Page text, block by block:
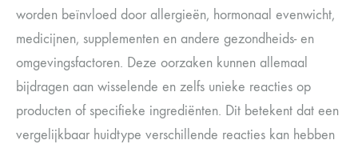
worden beïnvloed door allergieën, hormonaal evenwicht,
medicijnen, supplementen en andere gezondheids- en
omgevingsfactoren. Deze oorzaken kunnen allemaal
bijdragen aan wisselende en zelfs unieke reacties op
producten of specifieke ingrediënten. Dit betekent dat een
vergelijkbaar huidtype verschillende reacties kan hebben